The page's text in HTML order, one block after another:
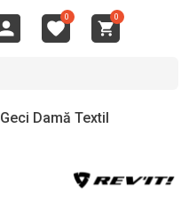
0 0
Geci Damă Textil